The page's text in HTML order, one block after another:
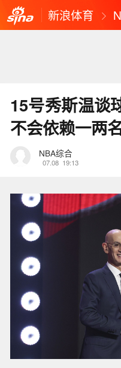
新浪体育
15号秀斯温谈
不会依赖一两
NBA综合
07.08 19:13